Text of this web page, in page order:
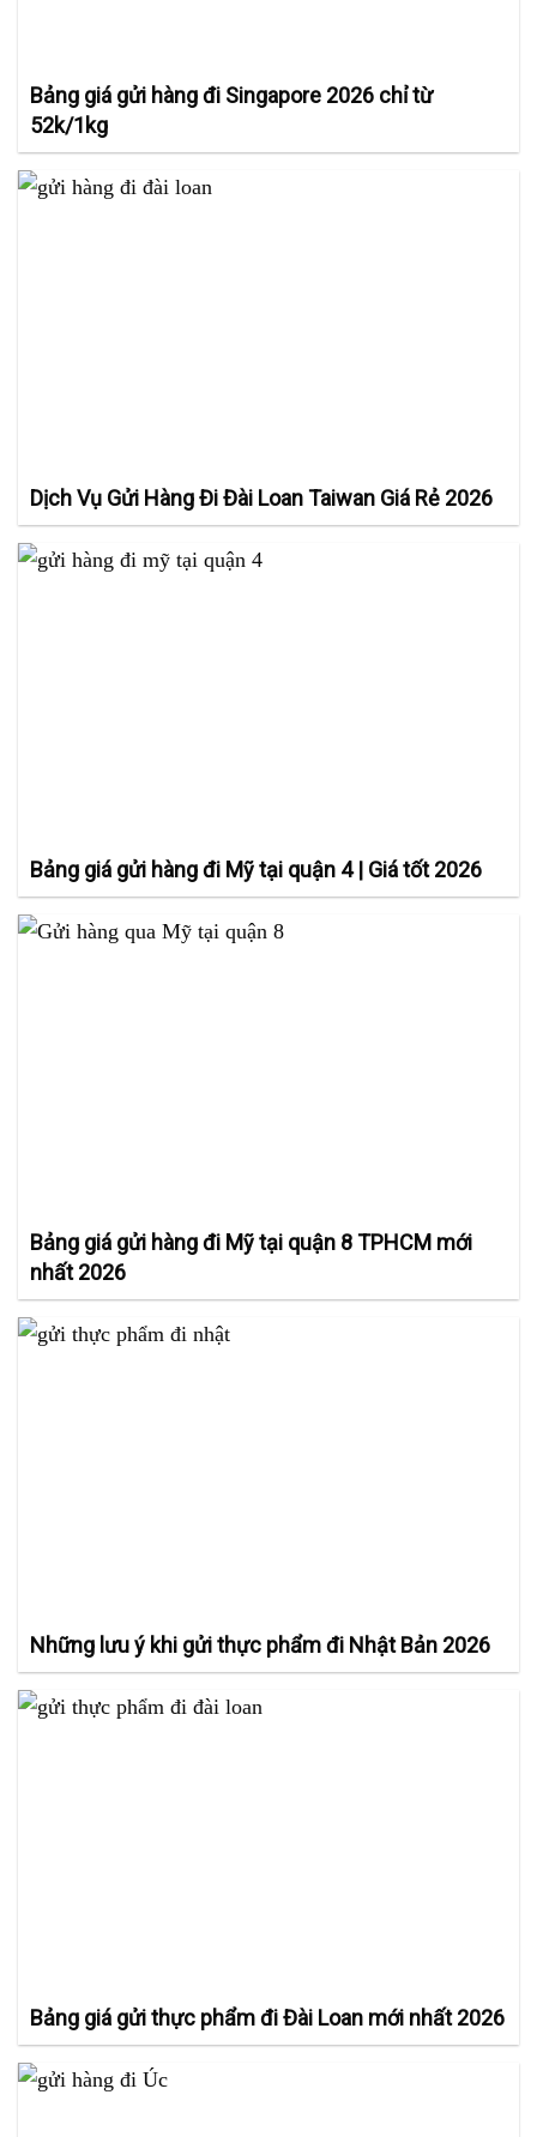
Bảng giá gửi hàng đi Singapore 2026 chỉ từ
52k/1kg
Dịch Vụ Gửi Hàng Đi Đài Loan Taiwan Giá Rẻ 2026
Bảng giá gửi hàng đi Mỹ tại quận 4 | Giá tốt 2026
Bảng giá gửi hàng đi Mỹ tại quận 8 TPHCM mới
nhất 2026
Những lưu ý khi gửi thực phẩm đi Nhật Bản 2026
Bảng giá gửi thực phẩm đi Đài Loan mới nhất 2026